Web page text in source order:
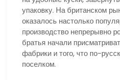
упаковку. На британском
оказалось настолько
производство непрерывно
братья начали
фабрики и того, что по-
поселком.